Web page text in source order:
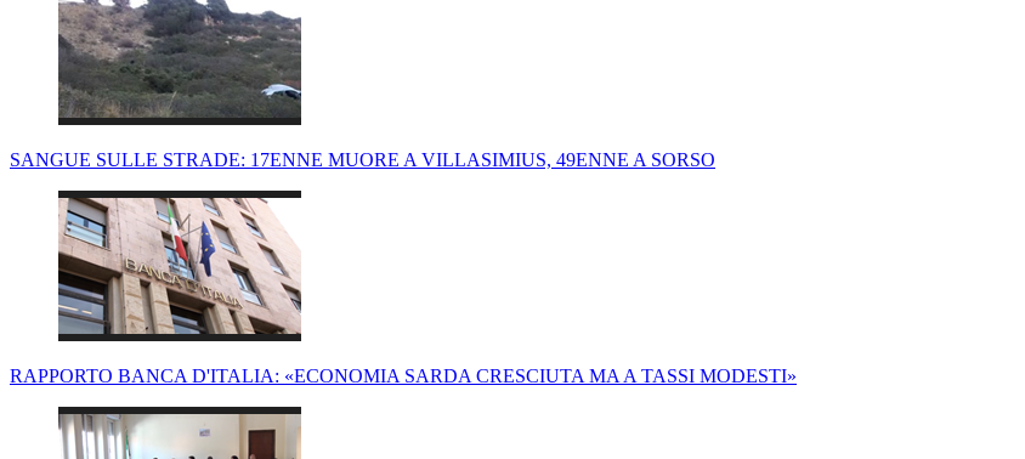
SANGUE SULLE STRADE: 17ENNE MUORE A VILLASIMIUS, 49ENNE A SORSO
RAPPORTO BANCA D'ITALIA: «ECONOMIA SARDA CRESCIUTA MA A TASSI MODESTI»